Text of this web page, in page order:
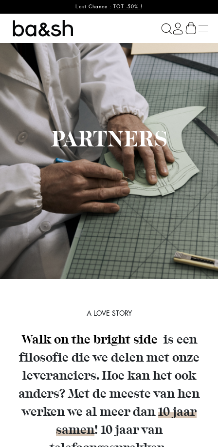
Last Chance : TOT -50% !
ba&sh
PARTNERS
A LOVE STORY
Walk on the bright side is een
filosofie die we delen met onze
leveranciers. Hoe kan het ook
anders? Met de meeste van hen
werken we al meer dan 10 jaar
samen! 10 jaar van